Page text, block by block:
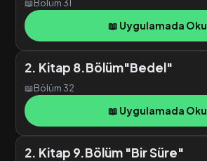
📖Bölüm 31
📖 Uygulamada Oku
2. Kitap 8.Bölüm"Bedel"
📖Bölüm 32
📖 Uygulamada Oku
2. Kitap 9.Bölüm "Bir Süre"